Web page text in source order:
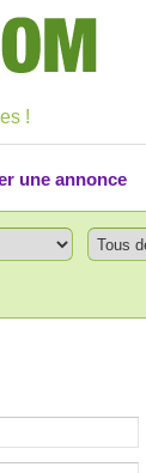
!
une annonce